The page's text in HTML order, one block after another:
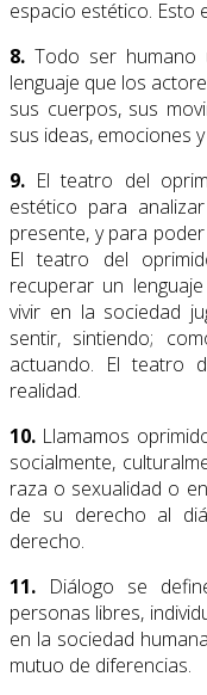
espacio estético. Esto
8. Todo ser humano
lenguaje que los
sus cuerpos, sus
sus ideas, emociones
9. El teatro del
estético para
presente, y para
El teatro del
recuperar un
vivir en la sociedad
sentir, sintiendo;
actuando. El teatro
realidad.
10. Llamamos
socialmente,
raza o sexualidad o
de su derecho al
derecho.
11. Diálogo se
personas libres,
en la sociedad
mutuo de diferencias.